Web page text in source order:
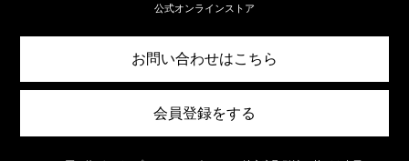
公式オンラインストア
お問い合わせはこちら
会員登録をする